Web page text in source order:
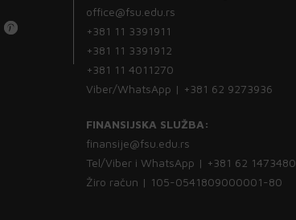
office@fsu.edu.rs
+381 11 3391911
+381 11 3391912
+381 11 4011270
Viber/WhatsApp | +381 62 9273936
FINANSIJSKA SLUŽBA:
finansije@fsu.edu.rs
Tel/Viber i WhatsApp | +381 62 1473480
Žiro račun | 105-0541809000001-80